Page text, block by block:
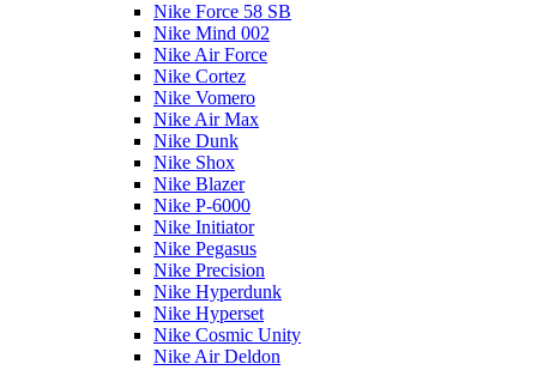
Nike Force 58 SB
Nike Mind 002
Nike Air Force
Nike Cortez
Nike Vomero
Nike Air Max
Nike Dunk
Nike Shox
Nike Blazer
Nike P-6000
Nike Initiator
Nike Pegasus
Nike Precision
Nike Hyperdunk
Nike Hyperset
Nike Cosmic Unity
Nike Air Deldon